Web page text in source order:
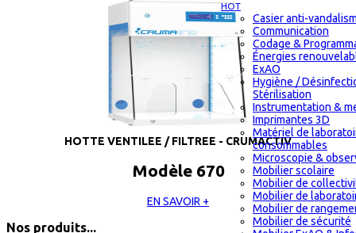
HOT
Casier anti-
Communication
Codage &
Énergies
ExAO
Hygiène /
Stérilisation
Instrumentation &
Imprimantes 3D
Matériel de
consommables
Microscopie &
Mobilier scolaire
Mobilier de
Mobilier de
Mobilier de
Mobilier de sécurité
HOTTE VENTILEE / FILTREE - CRUMACTIV
Modèle 670
EN SAVOIR +
Nos produits...